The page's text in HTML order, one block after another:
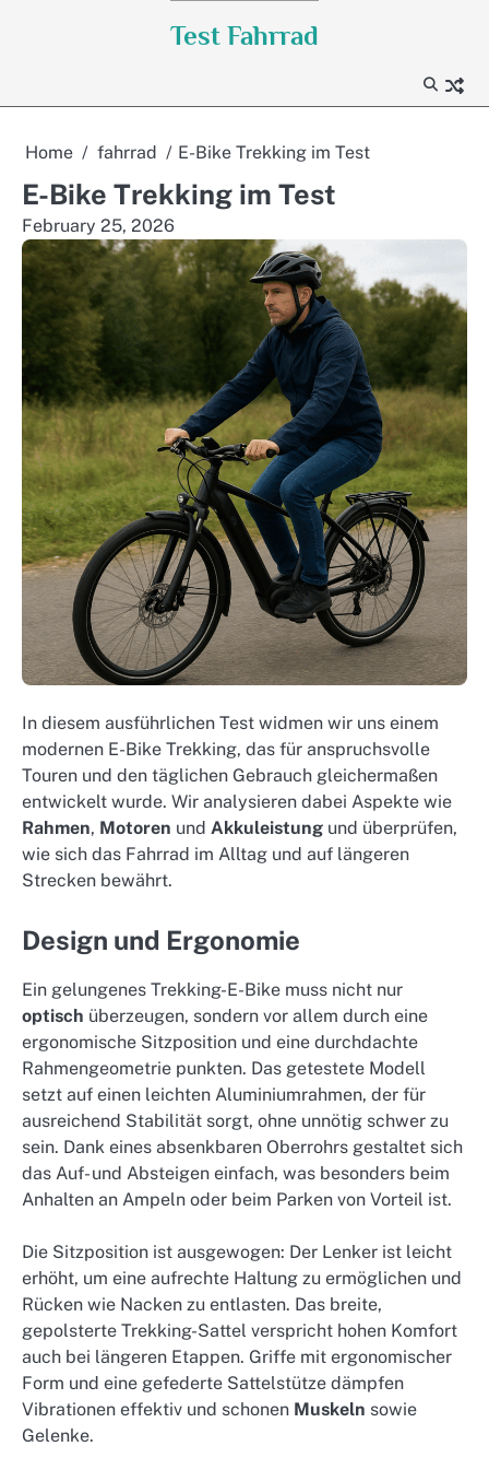
Test Fahrrad
Home fahrrad E-Bike Trekking im Test
E-Bike Trekking im Test
February 25, 2026
In diesem ausführlichen Test widmen wir uns einem
modernen E-Bike Trekking, das für anspruchsvolle
Touren und den täglichen Gebrauch gleichermaßen
entwickelt wurde. Wir analysieren dabei Aspekte wie
Rahmen, Motoren und Akkuleistung und überprüfen,
wie sich das Fahrrad im Alltag und auf längeren
Strecken bewährt.
Design und Ergonomie
Ein gelungenes Trekking-E-Bike muss nicht nur
optisch überzeugen, sondern vor allem durch eine
ergonomische Sitzposition und eine durchdachte
Rahmengeometrie punkten. Das getestete Modell
setzt auf einen leichten Aluminiumrahmen, der für
ausreichend Stabilität sorgt, ohne unnötig schwer zu
sein. Dank eines absenkbaren Oberrohrs gestaltet sich
das Auf- und Absteigen einfach, was besonders beim
Anhalten an Ampeln oder beim Parken von Vorteil ist.
Die Sitzposition ist ausgewogen: Der Lenker ist leicht
erhöht, um eine aufrechte Haltung zu ermöglichen und
Rücken wie Nacken zu entlasten. Das breite,
gepolsterte Trekking-Sattel verspricht hohen Komfort
auch bei längeren Etappen. Griffe mit ergonomischer
Form und eine gefederte Sattelstütze dämpfen
Vibrationen effektiv und schonen Muskeln sowie
Gelenke.